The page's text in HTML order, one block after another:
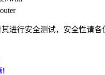
进行安全测试，安全性请各